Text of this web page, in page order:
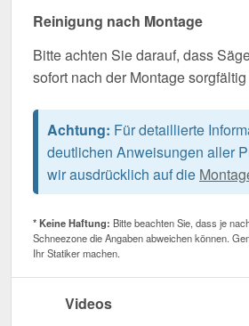
Reinigung nach Montage
Bitte achten Sie darauf, dass
sofort nach der Montage
Achtung: Für detaillierte
deutlichen Anweisungen aller
wir ausdrücklich auf die
* Keine Haftung: Bitte beachten Sie, dass je
Schneezone die Angaben abweichen können.
Ihr Statiker machen.
Videos